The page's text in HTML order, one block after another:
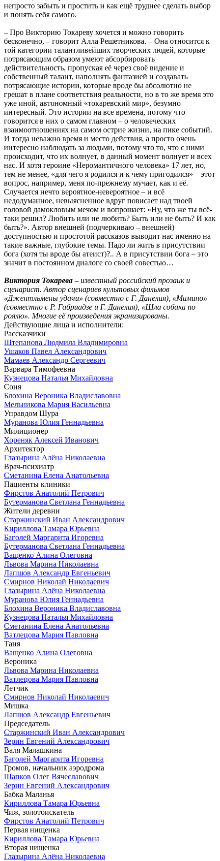
непросто забыть и простить и как ещё труднее сделать выбор
и понять себя самого.
– Про Викторию Токареву хочется и можно говорить
бесконечно, – говорит Алла Решетникова. – Она относится к
той категории талантливейших творческих людей, которые
потрясающим образом умеют абсорбировать
действительность, пропуская её через своё видение и
собственный талант, наполнять фантазией и создавать
потрясающие истории, которые вроде бы абсолютно не
грешат в плане соответствия реальности, но в то же время это
уже иной, автономный «токаревский мир», безумно
интересный. Это истории на все времена, потому что
говорится в них о самом главном – о человеческих
взаимоотношениях на самом острие жизни, на пике событий.
И тогда неважно время и место действия, а просто очень
интересно наблюдать за людьми, потому что то, что с ними
происходит, что их волнует, в данный момент волнует и всех
нас. И хотя героине «Неромантичного человека» 17 лет, но,
тем не менее, «для чего я родился и к чему пригодился» – этот
вопрос, например, меня по-прежнему мучает, как и её.
Случается нечто вероятное-невероятное – и всё
недодуманное, невыясненное вдруг повисает над твоей
головой дамокловым мечом и вопрошает: «Ну, что же ты всё-
таки решил? Любить или не любить? Быть или не быть? И как
быть?». Автор внешней (подчеркиваю – внешней)
доступностью и простотой рассказов выводит нас именно на
такие важные, глубокие темы. Надо ли жить в присутствии
бога (хотя ты вроде бы атеист)?.. А в присутствии бога – это
значит в постоянном диалоге со своей совестью…
Виктория Токарева – известный российский прозаик и
сценарист. Автор сценариев культовых фильмов
«Джентльмены удачи» (совместно с Г. Данелия), «Мимино»
(совместно с Р. Габриадзе и Г. Данелия), «Шла собака по
роялю». Многие её произведения экранизированы.
Действующие лица и исполнители:
Рассказчики
Штепанова Людмила Владимировна
Ушаков Павел Александрович
Мамаев Александр Сергеевич
Варвара Тимофеевна
Кузнецова Наталья Михайловна
Соня
Блохина Вероника Владиславовна
Мельникова Мария Васильевна
Управдом Шура
Муранова Юлия Геннадьевна
Милиционер
Хореняк Алексей Иванович
Архитектор
Глазырина Алёна Николаевна
Врач-психиатр
Сметанина Елена Анатольевна
Пациенты клиники
Фирстов Анатолий Петрович
Бутерманова Светлана Геннадьевна
Жители деревни
Старжинский Иван Александрович
Кириллова Тамара Юрьевна
Баголей Маргарита Игоревна
Бутерманова Светлана Геннадьевна
Ващенко Алина Олеговна
Львова Марина Николаевна
Лапшов Александр Евгеньевич
Смирнов Николай Николаевич
Глазырина Алёна Николаевна
Муранова Юлия Геннадьевна
Блохина Вероника Владиславовна
Кузнецова Наталья Михайловна
Сметанина Елена Анатольевна
Ватлецова Мария Павловна
Таня
Ващенко Алина Олеговна
Вероника
Львова Марина Николаевна
Ватлецова Мария Павловна
Летчик
Смирнов Николай Николаевич
Мишка
Лапшов Александр Евгеньевич
Председатель
Старжинский Иван Александрович
Зерин Евгений Александрович
Валя Малашкина
Баголей Маргарита Игоревна
Громов, начальник аэродрома
Шапков Олег Вячеславович
Зерин Евгений Александрович
Бабка Маланья
Кириллова Тамара Юрьевна
Чиж, золотоискатель
Фирстов Анатолий Петрович
Первая нищенка
Кириллова Тамара Юрьевна
Вторая нищенка
Глазырина Алёна Николаевна